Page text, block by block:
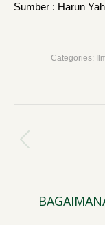
Sumber : Harun
Categories: